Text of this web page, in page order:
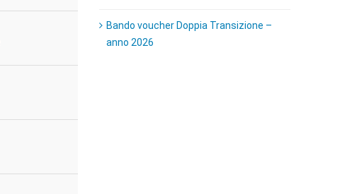
Bando voucher Doppia Transizione –
anno 2026